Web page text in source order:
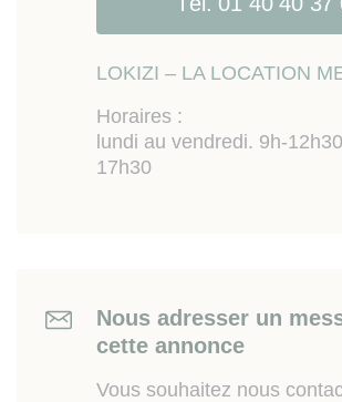
LOKIZI – LA LOCATION
Horaires :
lundi au vendredi. 9h-
17h30
Nous adresser un
cette annonce
Vous souhaitez nous